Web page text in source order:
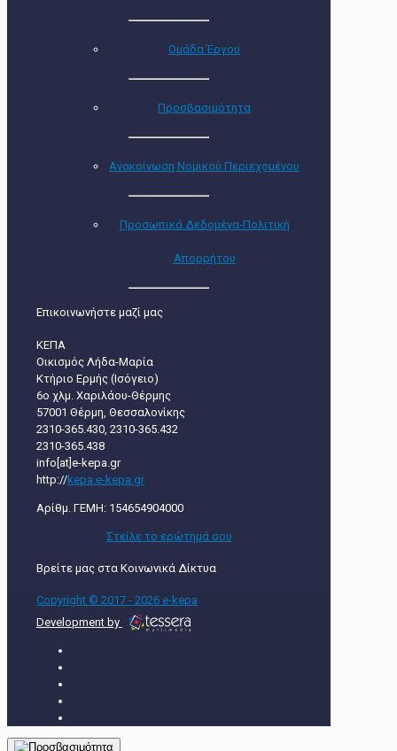
Ομάδα Έργου
Προσβασιμότητα
Ανακοίνωση Νομικού Περιεχομένου
Προσωπικά Δεδομένα-Πολιτική
Απορρήτου
Επικοινωνήστε μαζί μας
ΚΕΠΑ
Οικισμός Λήδα-Μαρία
Κτήριο Ερμής (Ισόγειο)
6ο χλμ. Χαριλάου-Θέρμης
57001 Θέρμη, Θεσσαλονίκης
2310-365.430, 2310-365.432
2310-365.438
info[at]e-kepa.gr
http://kepa.e-kepa.gr
Αρίθμ. ΓΕΜΗ: 154654904000
Στείλε τo ερώτημά σου
Βρείτε μας στα Κοινωνικά Δίκτυα
Copyright © 2017 - 2026 e-kepa
Development by